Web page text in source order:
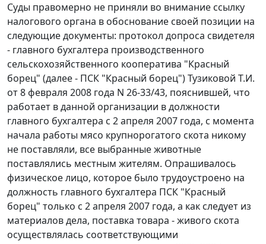
Суды правомерно не приняли во внимание ссылку
налогового органа в обоснование своей позиции на
следующие документы: протокол допроса свидетеля
- главного бухгалтера производственного
сельскохозяйственного кооператива "Красный
борец" (далее - ПСК "Красный борец") Тузиковой Т.И.
от 8 февраля 2008 года N 26-33/43, пояснившей, что
работает в данной организации в должности
главного бухгалтера с 2 апреля 2007 года, с момента
начала работы мясо крупнорогатого скота никому
не поставляли, все выбранные животные
поставлялись местным жителям. Опрашивалось
физическое лицо, которое было трудоустроено на
должность главного бухгалтера ПСК "Красный
борец" только с 2 апреля 2007 года, а как следует из
материалов дела, поставка товара - живого скота
осуществлялась соответствующими